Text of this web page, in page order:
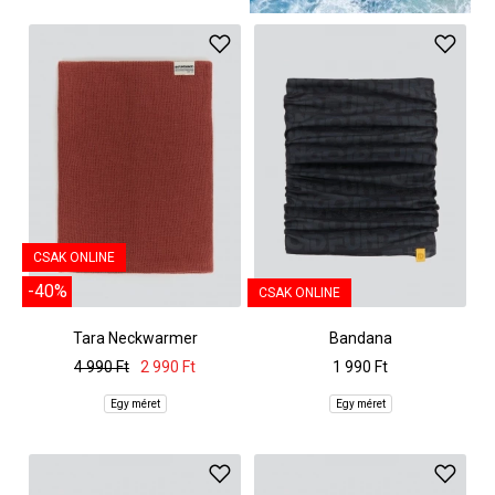
CSAK ONLINE
-40%
Tara Neckwarmer
4 990 Ft
2 990 Ft
Egy méret
CSAK ONLINE
Bandana
1 990 Ft
Egy méret